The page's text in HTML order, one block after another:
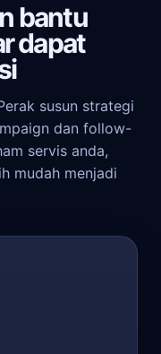
bantu
dapat
susun strategi
dan follow-
servis anda,
mudah menjadi